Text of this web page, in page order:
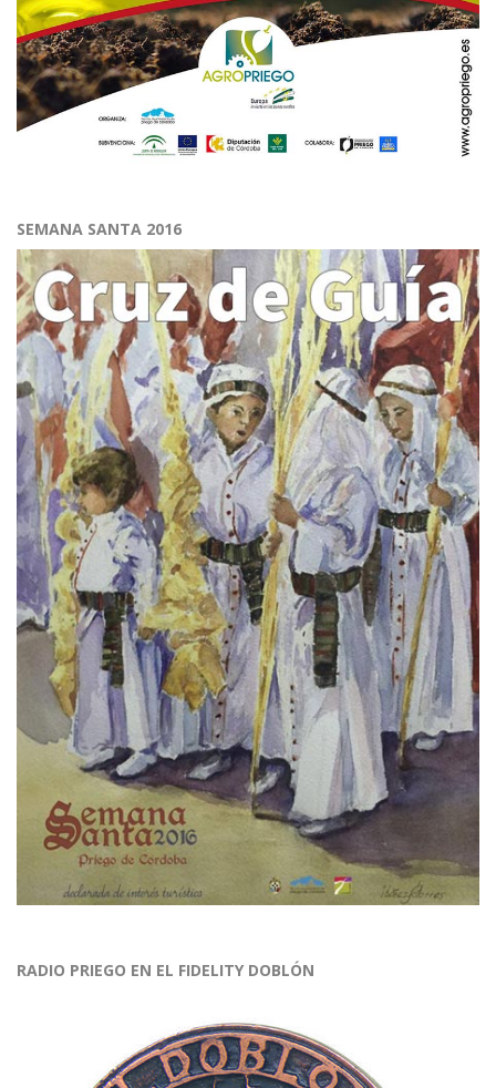
SEMANA SANTA 2016
RADIO PRIEGO EN EL FIDELITY DOBLÓN